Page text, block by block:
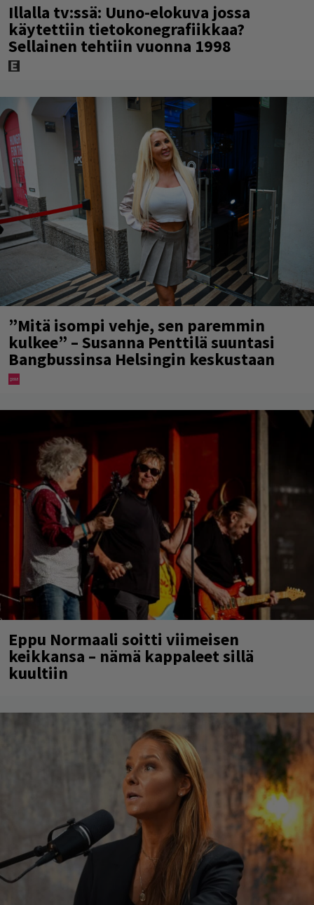
Illalla tv:ssä: Uuno-elokuva jossa
käytettiin tietokonegrafiikkaa?
Sellainen tehtiin vuonna 1998
”Mitä isompi vehje, sen paremmin
kulkee” – Susanna Penttilä suuntasi
Bangbussinsa Helsingin keskustaan
Eppu Normaali soitti viimeisen
keikkansa – nämä kappaleet sillä
kuultiin